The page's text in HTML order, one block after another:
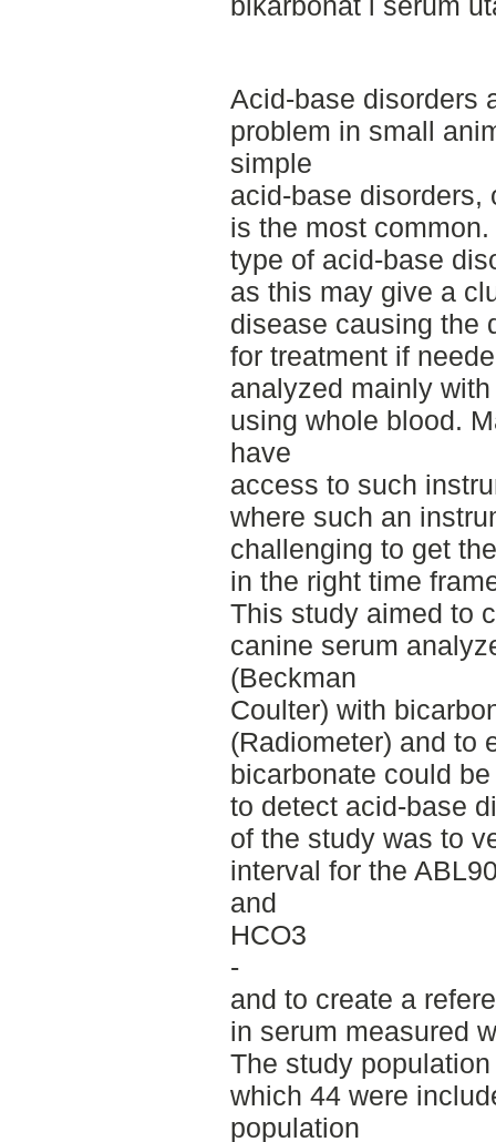
Acid-base disorders
problem in small
simple
acid-base disorders,
is the most
type of acid-base
as this may give a
disease causing the
for treatment if
analyzed mainly
using whole blood.
have
access to such
where such an
challenging to get
in the right time
This study aimed to
canine serum
(Beckman
Coulter) with
(Radiometer) and to
bicarbonate could
to detect acid-base
of the study was to
interval for the
and
HCO3
-
and to create a
in serum measured
The study
which 44 were
population